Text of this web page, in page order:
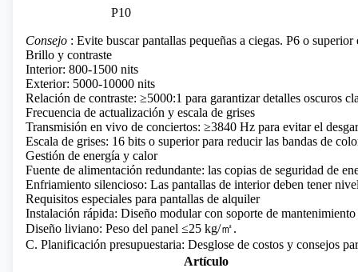
P10
Consejo : Evite buscar pantallas pequeñas a ciegas. P6 o
Brillo y contraste
Interior: 800-1500 nits
Exterior: 5000-10000 nits
Relación de contraste: ≥5000:1 para garantizar detalles oscuros
Frecuencia de actualización y escala de grises
Transmisión en vivo de conciertos: ≥3840 Hz para evitar el
Escala de grises: 16 bits o superior para reducir las bandas de
Gestión de energía y calor
Fuente de alimentación redundante: las copias de seguridad de
Enfriamiento silencioso: Las pantallas de interior deben tener
Requisitos especiales para pantallas de alquiler
Instalación rápida: Diseño modular con soporte de mantenimiento
Diseño liviano: Peso del panel ≤25 kg/㎡.
C. Planificación presupuestaria: Desglose de costos y consejos
Artículo